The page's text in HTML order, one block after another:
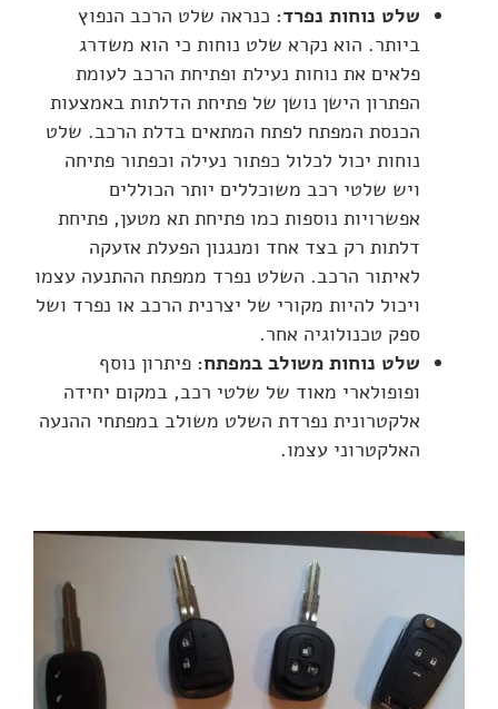
שלט נוחות נפרד: כנראה שלט הרכב הנפוץ
ביותר. הוא נקרא שלט נוחות כי הוא משדרג
פלאים את נוחות נעילת ופתיחת הרכב לעומת
הפתרון הישן נושן של פתיחת הדלתות באמצעות
הכנסת המפתח לפתח המתאים בדלת הרכב. שלט
נוחות יכול לכלול כפתור נעילה וכפתור פתיחה
ויש שלטי רכב משוכללים יותר הכוללים
אפשרויות נוספות כמו פתיחת תא מטען, פתיחת
דלתות רק בצד אחד ומנגנון הפעלת אזעקה
לאיתור הרכב. השלט נפרד ממפתח ההתנעה עצמו
ויכול להיות מקורי של יצרנית הרכב או נפרד ושל
ספק טכנולוגיה אחר.
שלט נוחות משולב במפתח: פיתרון נוסף
ופופולארי מאוד של שלטי רכב, במקום יחידה
אלקטרונית נפרדת השלט משולב במפתחי ההנעה
האלקטרוני עצמו.